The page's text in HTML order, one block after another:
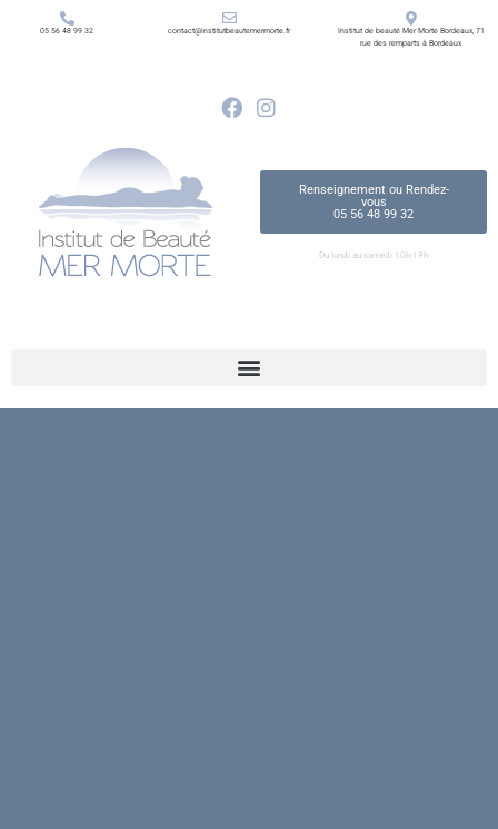
05 56 48 99 32 contact@institutbeautemermorte.fr
Institut de beauté Mer Morte Bordeaux, 71
rue des remparts à Bordeaux
Renseignement ou Rendez-
vous
05 56 48 99 32
Du lundi au samedi 10h-19h